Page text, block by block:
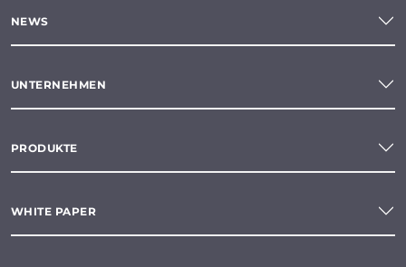
NEWS
UNTERNEHMEN
PRODUKTE
WHITE PAPER